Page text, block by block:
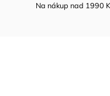
Na nákup nad 1990